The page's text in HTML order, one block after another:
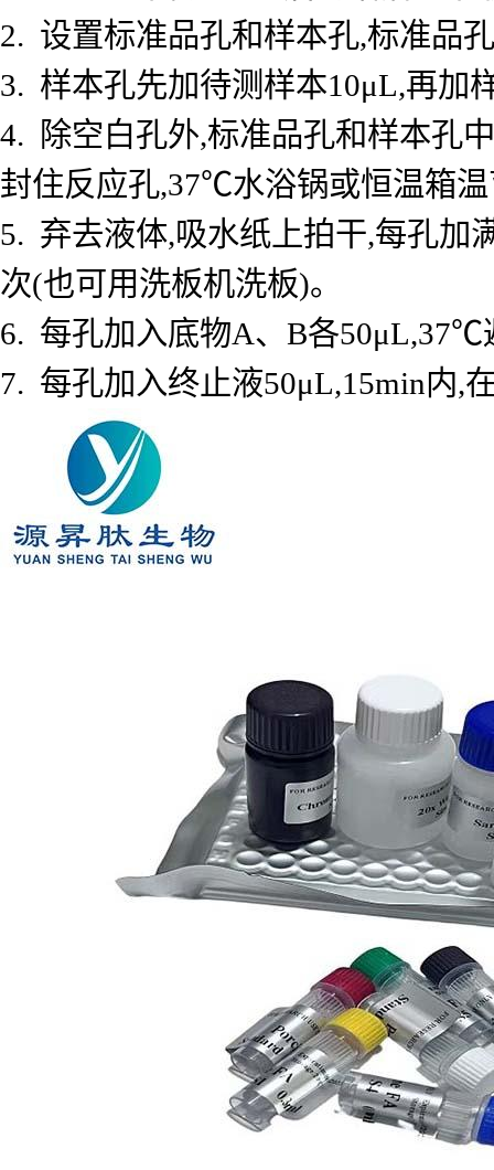
2. 设置标准品孔和样本孔,标准品
3. 样本孔先加待测样本10μL,再加
4. 除空白孔外,标准品孔和样本孔
封住反应孔,37℃水浴锅或恒温箱温
5. 弃去液体,吸水纸上拍干,每孔加
次(也可用洗板机洗板)。
6. 每孔加入底物A、B各50μL,37℃
7. 每孔加入终止液50μL,15min内,